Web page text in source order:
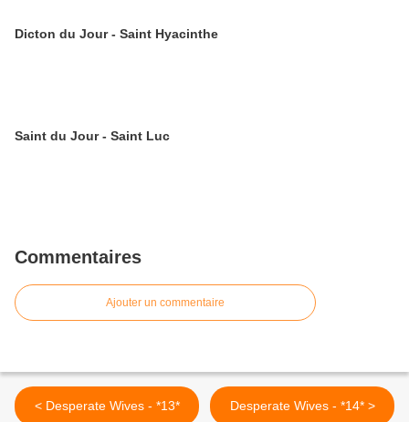
Dicton du Jour - Saint Hyacinthe
Saint du Jour - Saint Luc
Commentaires
Ajouter un commentaire
< Desperate Wives - *13* Desperate Wives - *14* >